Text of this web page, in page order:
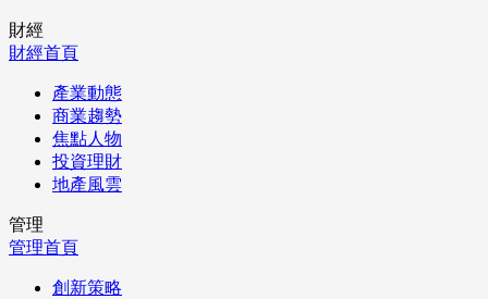
財經
財經首頁
產業動態
商業趨勢
焦點人物
投資理財
地產風雲
管理
管理首頁
創新策略